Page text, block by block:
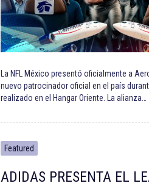
La NFL México presentó oficialmente a
nuevo patrocinador oficial en el país
realizado en el Hangar Oriente. La alianza…
Featured
ADIDAS PRESENTA EL